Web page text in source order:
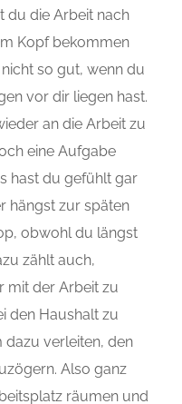
du die Arbeit nach
Kopf bekommen
so gut, wenn du
vor dir liegen hast.
an die Arbeit zu
eine Aufgabe
hast du gefühlt gar
hängst zur späten
obwohl du längst
zählt auch,
mit der Arbeit zu
den Haushalt zu
verleiten, den
Also ganz
räumen und